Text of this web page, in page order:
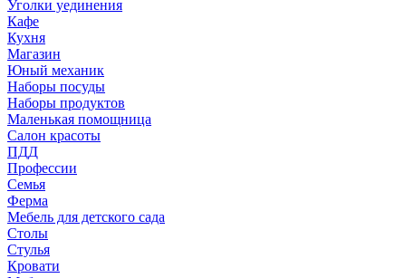
Уголки уединения
Кафе
Кухня
Магазин
Юный механик
Наборы посуды
Наборы продуктов
Маленькая помощница
Салон красоты
ПДД
Профессии
Семья
Ферма
Мебель для детского сада
Столы
Cтулья
Кровати